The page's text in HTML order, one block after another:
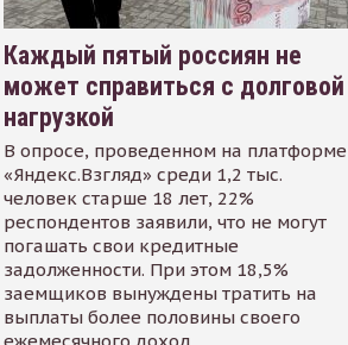
Каждый пятый россиян не
может справиться с долговой
нагрузкой
В опросе, проведенном на платформе
«Яндекс.Взгляд» среди 1,2 тыс.
человек старше 18 лет, 22%
респондентов заявили, что не могут
погашать свои кредитные
задолженности. При этом 18,5%
заемщиков вынуждены тратить на
выплаты более половины своего